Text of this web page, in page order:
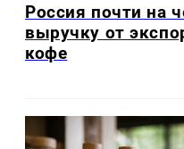
Россия почти на
выручку от
кофе